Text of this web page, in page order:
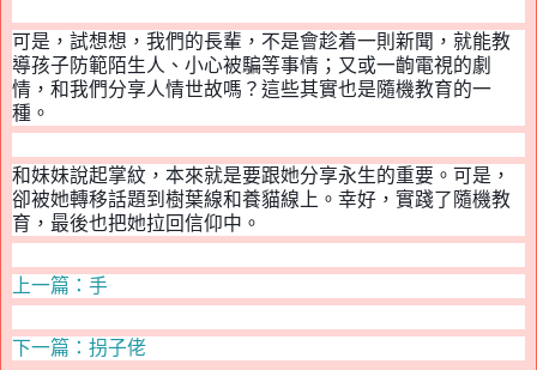
可是，試想想，我們的長輩，不是會趁着一則新聞，就能教
導孩子防範陌生人、小心被騙等事情；又或一齣電視的劇
情，和我們分享人情世故嗎？這些其實也是隨機教育的一
種。
和妹妹說起掌紋，本來就是要跟她分享永生的重要。可是，
卻被她轉移話題到樹葉線和養貓線上。幸好，實踐了隨機教
育，最後也把她拉回信仰中。
上一篇：手
下一篇：拐子佬